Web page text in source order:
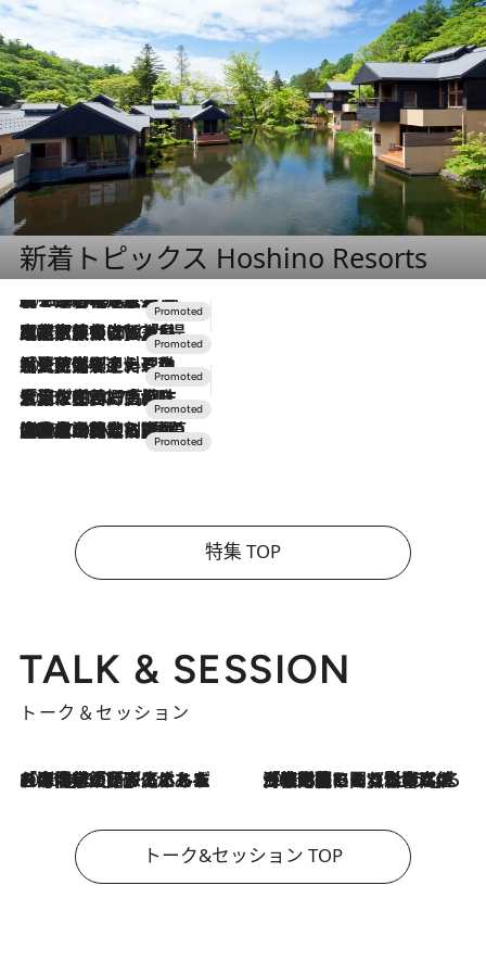
新着トピックス Hoshino Resorts
2026.8.7
【トンボの足水浴】ヒノキの香りに包まれて涼感マックス！約13℃の湧水かけ流しを避暑地「星野温泉 トンボの湯」で体験
2026.7.31
【ホテル帰省】という選択肢をOMOが提案。家族とほどよい距離を保つには「昼は実家、夜は気兼ねなくホテルで！」
2026.7.24
【夏限定ディナーコース】旬を迎える稚鮎や花ズッキーニなどをイタリア・トスカーナの郷土料理の手法で満喫！
2026.7.17
「土佐和ハーブかき氷」がOMO7高知に登場！生姜、山椒、大葉など目にも舌にも涼を呼ぶ郷土の味
2026.7.10
NEW OPEN！【界 草津】名湯の地に誕生。趣の異なる2種の温泉と上州ならではの会席・蕎麦割烹など美食を味わう究極の癒やし旅
特集 TOP
TALK & SESSION
トーク＆セッション
2026.8.3
「今後値上げがあるとすれば…」「リスクがあるのは今年の冬」エネルギー専門家が語る、ホルムズ海峡封鎖が家庭にもたらす“ある心配” 2026.8.3
「住宅建てられない…」「サーチャージ料の高値が続いている」ホルムズ海峡封鎖による影響はいつまで続く？《エネルギー専門家に聞く“どうなる日本の暮らし”》
トーク&セッション TOP